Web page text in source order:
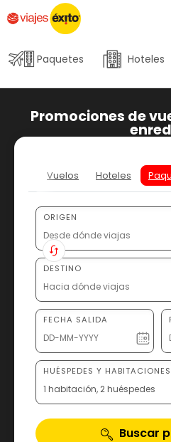
Paquetes Hoteles
Promociones de
Vuelos Hoteles
ORIGEN
DESTINO
FECHA SALIDA
HUÉSPEDES Y HABITACIONES
1 habitación, 2 huéspedes
Buscar